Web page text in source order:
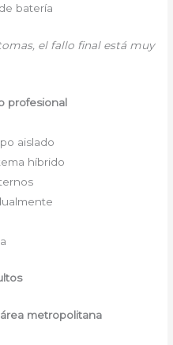
batería
el fallo final está muy
profesional
aislado
híbrido
metropolitana